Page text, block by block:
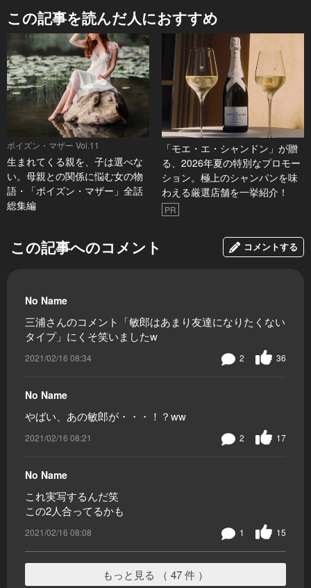
この記事を読んだ人におすすめ
ポイズン・マザー Vol.11
生まれてくる親を、子は選べな
い。母親との関係に悩む女の物
語・「ポイズン・マザー」全話
総集編
「モエ・エ・シャンドン」が贈
る、2026年夏の特別なプロモー
ション。極上のシャンパンを味
わえる厳選店舗を一挙紹介！
PR
この記事へのコメント コメントする
No Name
三浦さんのコメント「敏郎はあまり友達になりたくない
タイプ」にくそ笑いましたw
2021/02/16 08:34 36
2
No Name
やばい、あの敏郎が・・・！？ww
2021/02/16 08:21 17
2
No Name
これ実写するんだ笑
この2人合ってるかも
2021/02/16 08:08 15
1
もっと見る （ 47 件 ）